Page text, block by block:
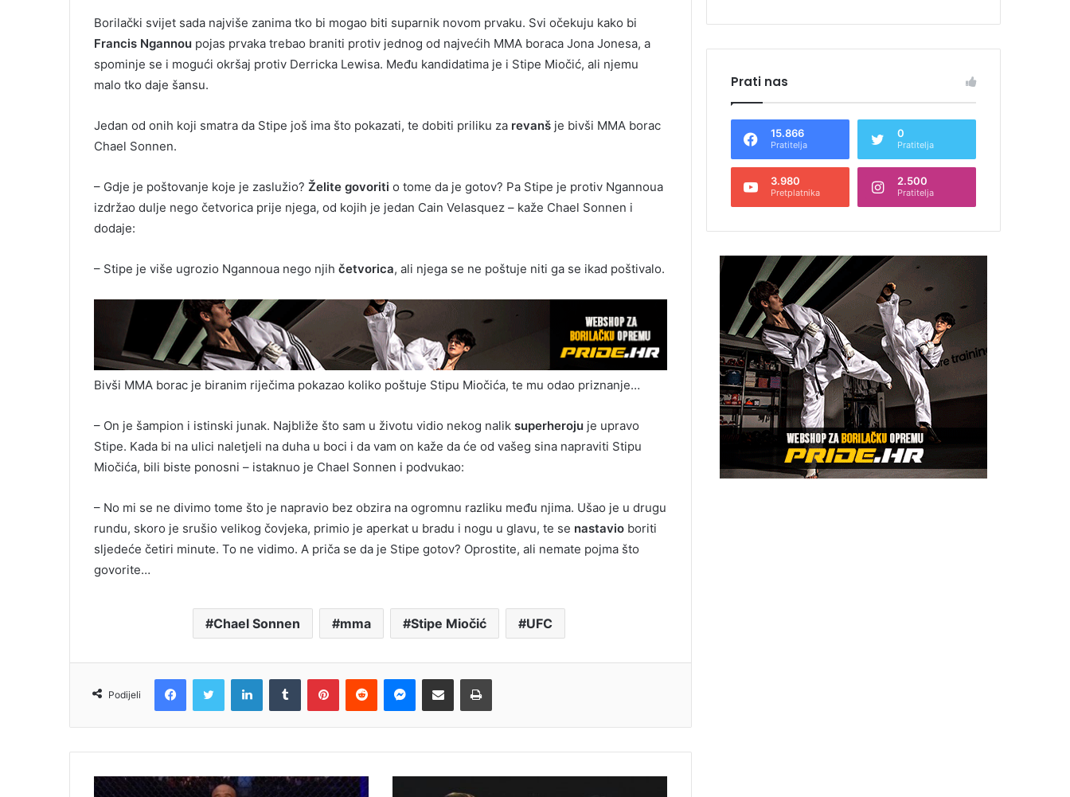
Borilački svijet sada najviše zanima tko bi mogao biti suparnik novom prvaku. Svi očekuju kako bi
Francis Ngannou pojas prvaka trebao braniti protiv jednog od najvećih MMA boraca Jona Jonesa, a
spominje se i mogući okršaj protiv Derricka Lewisa. Među kandidatima je i Stipe Miočić, ali njemu
malo tko daje šansu.
Jedan od onih koji smatra da Stipe još ima što pokazati, te dobiti priliku za revanš je bivši MMA borac
Chael Sonnen.
– Gdje je poštovanje koje je zaslužio? Želite govoriti o tome da je gotov? Pa Stipe je protiv Ngannoua
izdržao dulje nego četvorica prije njega, od kojih je jedan Cain Velasquez – kaže Chael Sonnen i
dodaje:
– Stipe je više ugrozio Ngannoua nego njih četvorica, ali njega se ne poštuje niti ga se ikad poštivalo.
Bivši MMA borac je biranim riječima pokazao koliko poštuje Stipu Miočića, te mu odao priznanje…
– On je šampion i istinski junak. Najbliže što sam u životu vidio nekog nalik superheroju je upravo
Stipe. Kada bi na ulici naletjeli na duha u boci i da vam on kaže da će od vašeg sina napraviti Stipu
Miočića, bili biste ponosni – istaknuo je Chael Sonnen i podvukao:
– No mi se ne divimo tome što je napravio bez obzira na ogromnu razliku među njima. Ušao je u drugu
rundu, skoro je srušio velikog čovjeka, primio je aperkat u bradu i nogu u glavu, te se nastavio boriti
sljedeće četiri minute. To ne vidimo. A priča se da je Stipe gotov? Oprostite, ali nemate pojma što
govorite…
Chael Sonnen mma Stipe Miočić UFC
Podijeli
FacebookTwitter LinkedInTumblr PinterestReddit MessengerPodijeli e-mailom Ispis
Prati nas
15.866
Pratitelja
0
Pratitelja
3.980
Pretplatnika
2.500
Pratitelja